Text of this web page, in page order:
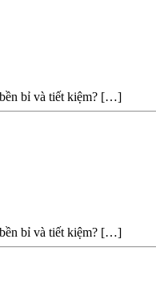
bỉ và tiết kiệm? […]
bỉ và tiết kiệm? […]